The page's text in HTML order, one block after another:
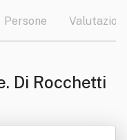
Persone Valutazioni
Di Rocchetti